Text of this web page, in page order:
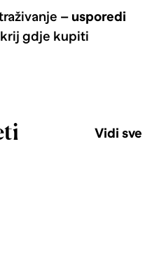
– usporedi
gdje kupiti
Vidi sve